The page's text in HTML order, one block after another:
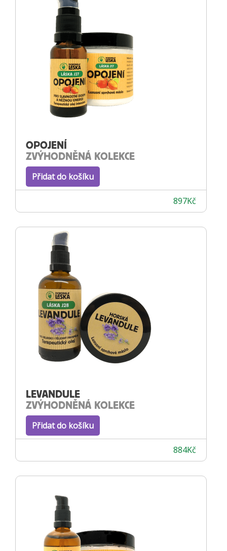
OPOJENÍ
ZVÝHODNĚNÁ KOLEKCE
Přidat do košíku
897Kč
LEVANDULE
ZVÝHODNĚNÁ KOLEKCE
Přidat do košíku
884Kč